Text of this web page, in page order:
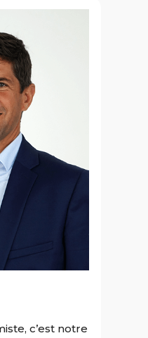
c’est notre